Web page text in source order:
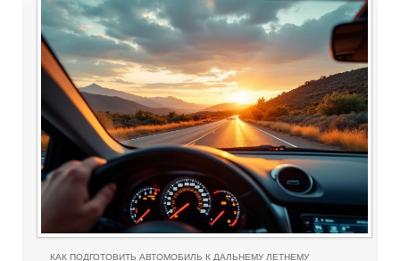
КАК ПОДГОТОВИТЬ АВТОМОБИЛЬ К ДАЛЬНЕМУ ЛЕТНЕМУ